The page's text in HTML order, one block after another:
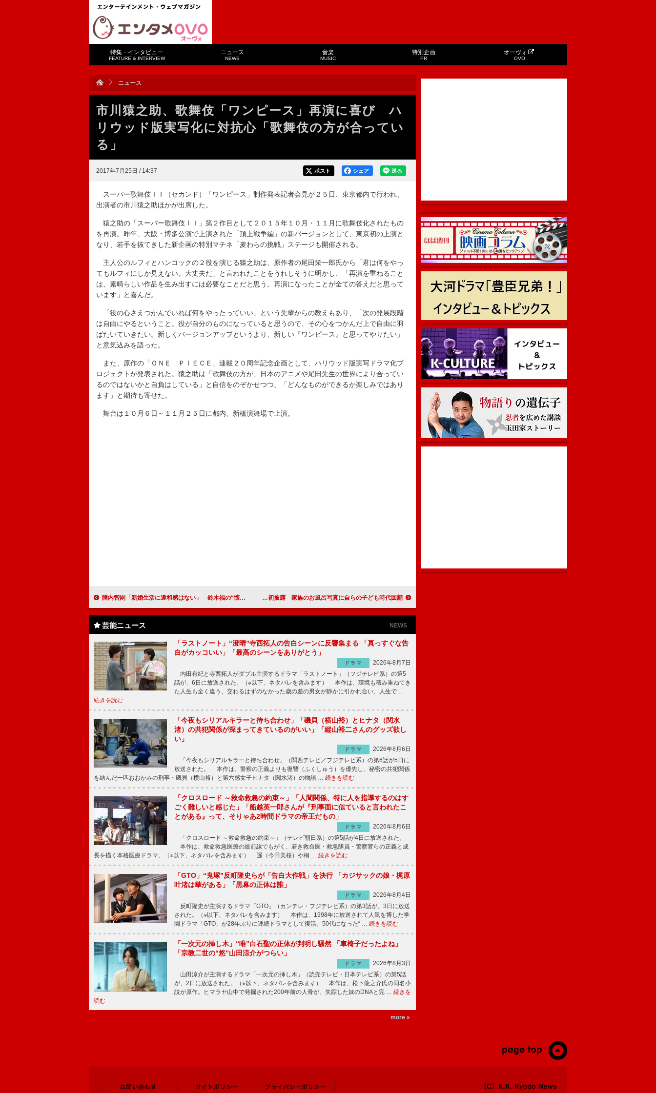
特集・インタビュー
FEATURE & INTERVIEW
ニュース
NEWS
音楽
MUSIC
特別企画
PR
オーヴォ
OVO
ニュース
市川猿之助、歌舞伎「ワンピース」再演に喜び ハ
リウッド版実写化に対抗心「歌舞伎の方が合ってい
る」
2017年7月25日 / 14:37 送る
シェア
ポスト
スーパー歌舞伎ＩＩ（セカンド）「ワンピース」制作発表記者会見が２５日、東京都内で行われ、
出演者の市川猿之助ほかが出席した。
猿之助の「スーパー歌舞伎ＩＩ」第２作目として２０１５年１０月・１１月に歌舞伎化されたもの
を再演。昨年、大阪・博多公演で上演された「頂上戦争編」の新バージョンとして、東京初の上演と
なり、若手を抜てきした新企画の特別マチネ「麦わらの挑戦」ステージも開催される。
主人公のルフィとハンコックの２役を演じる猿之助は、原作者の尾田栄一郎氏から「君は何をやっ
てもルフィにしか見えない。大丈夫だ」と言われたことをうれしそうに明かし、「再演を重ねること
は、素晴らしい作品を生み出すには必要なことだと思う。再演になったことが全ての答えだと思って
います」と喜んだ。
「役の心さえつかんでいれば何をやったっていい」という先輩からの教えもあり、「次の発展段階
は自由にやるということ。役が自分のものになっていると思うので、その心をつかんだ上で自由に羽
ばたいていきたい。新しくバージョンアップというより、新しい『ワンピース』と思ってやりたい」
と意気込みを語った。
また、原作の「ＯＮＥ ＰＩＥＣＥ」連載２０周年記念企画として、ハリウッド版実写ドラマ化プ
ロジェクトが発表された。猿之助は「歌舞伎の方が、日本のアニメや尾田先生の世界により合ってい
るのではないかと自負はしている」と自信をのぞかせつつ、「どんなものができるか楽しみではあり
ます」と期待も寄せた。
舞台は１０月６日～１１月２５日に都内、新橋演舞場で上演。
陣内智則「新婚生活に違和感はない」 鈴木福の“懐事情”を追求 星野源、新ＣＭで書き下ろし楽曲「肌」初披露 家族のお風呂写真に自らの子ども時代回顧
芸能ニュース NEWS
「ラストノート」“澄晴”寺西拓人の告白シーンに反響集まる 「真っすぐな告
白がカッコいい」「最高のシーンをありがとう」
ドラマ
2026年8月7日
内田有紀と寺西拓人がダブル主演するドラマ「ラストノート」（フジテレビ系）の第5
話が、6日に放送された。（※以下、ネタバレを含みます） 本作は、環境も積み重ねてき
た人生も全く違う、交わるはずのなかった歳の差の男女が静かに引かれ合い、人生で …
続きを読む
「今夜もシリアルキラーと待ち合わせ」「磯貝（横山裕）とヒナタ（関水
渚）の共犯関係が深まってきているのがいい」「縦山裕二さんのグッズ欲し
い」
ドラマ
2026年8月6日
「今夜もシリアルキラーと待ち合わせ」（関西テレビ／フジテレビ系）の第6話が5日に
放送された。 本作は、警察の正義よりも復讐（ふくしゅう）を優先し、秘密の共犯関係
を結んだ一匹おおかみの刑事・磯貝（横山裕）と第六感女子ヒナタ（関水渚）の物語 … 続きを読む
「クロスロード ～救命救急の約束～」「人間関係、特に人を指導するのはす
ごく難しいと感じた」「船越英一郎さんが『刑事面に似ていると言われたこ
とがある』って、そりゃあ2時間ドラマの帝王だもの」
ドラマ
2026年8月6日
「クロスロード ～救命救急の約束～」（テレビ朝日系）の第5話が4日に放送された。
本作は、救命救急医療の最前線でもがく、若き救命医・救急隊員・警察官らの正義と成
長を描く本格医療ドラマ。（※以下、ネタバレを含みます） 遥（今田美桜）や桐 … 続きを読む
「GTO」“鬼塚”反町隆史らが「告白大作戦」を決行 「カジサックの娘・梶原
叶渚は華がある」「黒幕の正体は誰」
ドラマ
2026年8月4日
反町隆史が主演するドラマ「GTO」（カンテレ・フジテレビ系）の第3話が、3日に放送
された。（※以下、ネタバレを含みます） 本作は、1998年に放送されて人気を博した学
園ドラマ「GTO」が28年ぶりに連続ドラマとして復活。50代になった“ … 続きを読む
「一次元の挿し木」“唯”白石聖の正体が判明し騒然 「車椅子だったよね」
「宗教二世の“悠”山田涼介がつらい」
ドラマ
2026年8月3日
山田涼介が主演するドラマ「一次元の挿し木」（読売テレビ・日本テレビ系）の第5話
が、2日に放送された。（※以下、ネタバレを含みます） 本作は、松下龍之介氏の同名小
説が原作。ヒマラヤ山中で発掘された200年前の人骨が、失踪した妹のDNAと完 … 続きを
読む
more »